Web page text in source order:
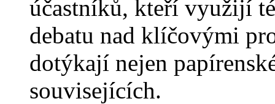
účastníků, kteří využijí
debatu nad klíčovými
dotýkají nejen
souvisejících.